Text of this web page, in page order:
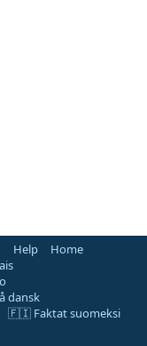
Help
Home
dansk
🇫🇮 Faktat suomeksi